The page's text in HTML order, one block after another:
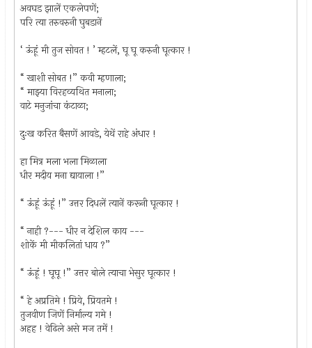
अवघड झालें एकलेपणें;
परि त्या तरुवरुनी घुबडानें
‘ ऊंहूं मी तुज सोवत ! ’ म्हटलें, घू घू करुनी घूत्कार !
“ खाशी सोबत !” कवी म्हणाला;
“ माझ्या विरहव्यथित मनाला;
वाटे मनुजांचा कंटाळा;
दुःख करित बैसणें आवडे, येथें राहे अंधार !
हा मित्र मला भला मिळाला
धीर मदीय मना द्यायाला !”
“ ऊंहूं ऊंहूं !” उत्तर दिधलें त्यानें करूनी घूत्कार !
“ नाही ?--- धीर न देशिल काय ---
शोकें मी मीकलितां धाय ?”
“ ऊंहूं ! घूघू !” उत्तर बोले त्याचा भेसुर घूत्कार !
“ हे अप्रतिमे ! प्रिये, प्रियतमे !
तुजवीण जिणें निर्माल्य गमे !
अहह ! वेढिले असे मज तमें !